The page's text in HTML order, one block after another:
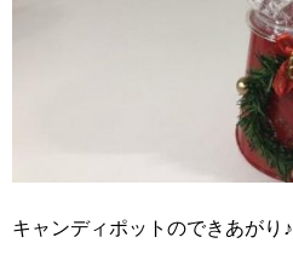
キャンディポットのできあがり♪